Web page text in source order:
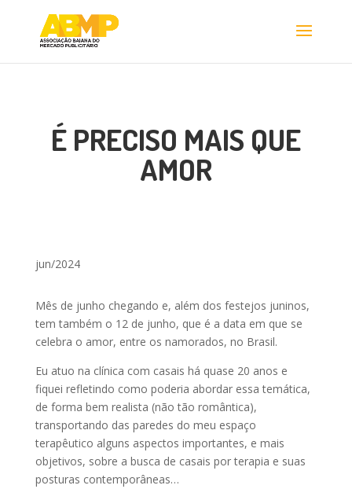
É PRECISO MAIS QUE
AMOR
jun/2024
Mês de junho chegando e, além dos festejos juninos,
tem também o 12 de junho, que é a data em que se
celebra o amor, entre os namorados, no Brasil.
Eu atuo na clínica com casais há quase 20 anos e
fiquei refletindo como poderia abordar essa temática,
de forma bem realista (não tão romântica),
transportando das paredes do meu espaço
terapêutico alguns aspectos importantes, e mais
objetivos, sobre a busca de casais por terapia e suas
posturas contemporâneas…